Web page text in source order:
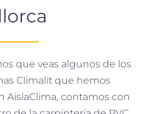
que veas algunos de los
Climalit que hemos
AislaClima, contamos con